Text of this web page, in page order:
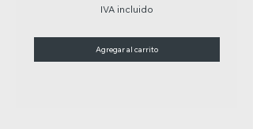
IVA incluido
Agregar al carrito